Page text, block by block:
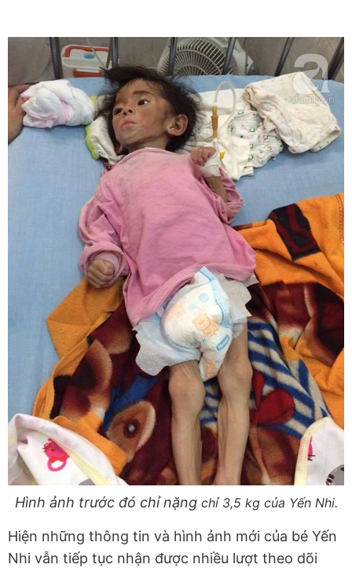
Hình ảnh trước đó chỉ nặng chỉ 3,5 kg của Yến Nhi.
Hiện những thông tin và hình ảnh mới của bé Yến
Nhi vẫn tiếp tục nhận được nhiều lượt theo dõi